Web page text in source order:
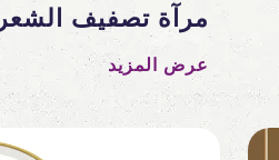
مرآة تصفيف الشعر
عرض المزيد